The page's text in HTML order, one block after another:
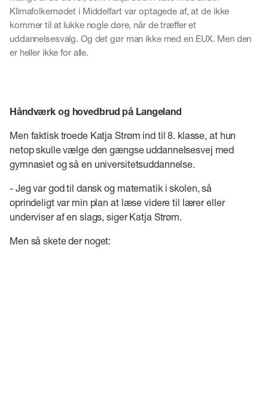
Klimafolkemødet i Middelfart var optagede af, at de ikke
kommer til at lukke nogle døre, når de træffer et
uddannelsesvalg. Og det gør man ikke med en EUX. Men den
er heller ikke for alle.
Håndværk og hovedbrud på Langeland
Men faktisk troede Katja Strøm ind til 8. klasse, at hun
netop skulle vælge den gængse uddannelsesvej med
gymnasiet og så en universitetsuddannelse.
- Jeg var god til dansk og matematik i skolen, så
oprindeligt var min plan at læse videre til lærer eller
underviser af en slags, siger Katja Strøm.
Men så skete der noget: